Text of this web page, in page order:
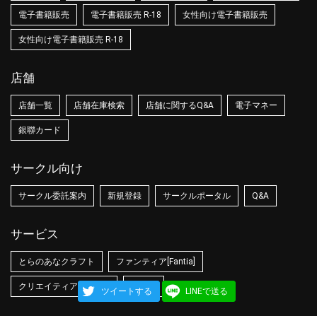
ツイートする LINEで送る
電子書籍販売 電子書籍販売 R-18 女性向け電子書籍販売
女性向け電子書籍販売 R-18
店舗
店舗一覧 店舗在庫検索 店舗に関するQ&A 電子マネー
銀聯カード
サークル向け
サークル委託案内 新規登録 サークルポータル Q&A
サービス
とらのあなクラフト ファンティア[Fantia]
クリエイティア[Creatia] とら婚